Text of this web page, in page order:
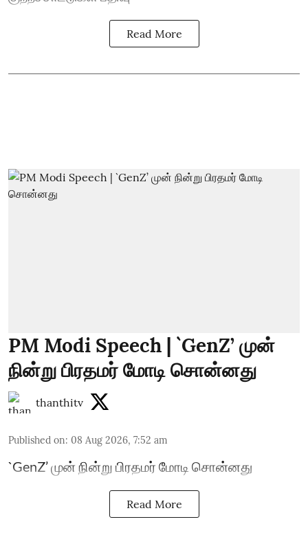
Read More
PM Modi Speech | `GenZ’ முன்
நின்று பிரதமர் மோடி சொன்னது
thanthitv
Published on: 08 Aug 2026, 7:52 am
`GenZ’ முன் நின்று பிரதமர் மோடி சொன்னது
Read More